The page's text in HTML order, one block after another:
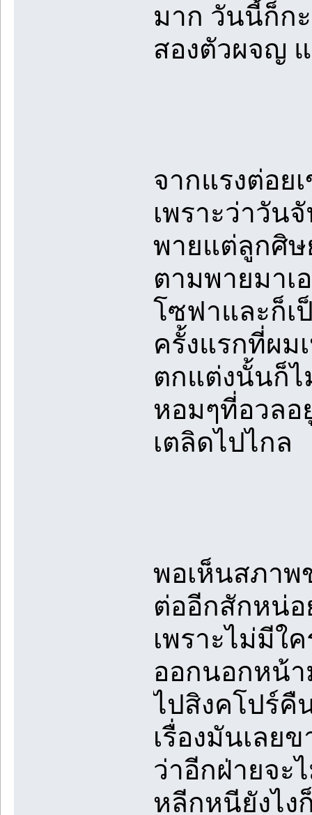
มาก วันนี้ก็ก
สองตัวผจญ
จากแรงต่อย
เพราะว่าวัน
พายแต่ลูกศิษ
ตามพายมาเ
โซฟาและก็เ
ครั้งแรกที่ผม
ตกแต่งนั้นก็ไ
หอมๆที่อวล
เตลิดไปไกล
พอเห็นสภาพ
ต่ออีกสักหน่อ
เพราะไม่มีใ
ออกนอกหน้
ไปสิงคโปร์คื
เรื่องมันเลย
ว่าอีกฝ่ายจะ
หลีกหนียังไ